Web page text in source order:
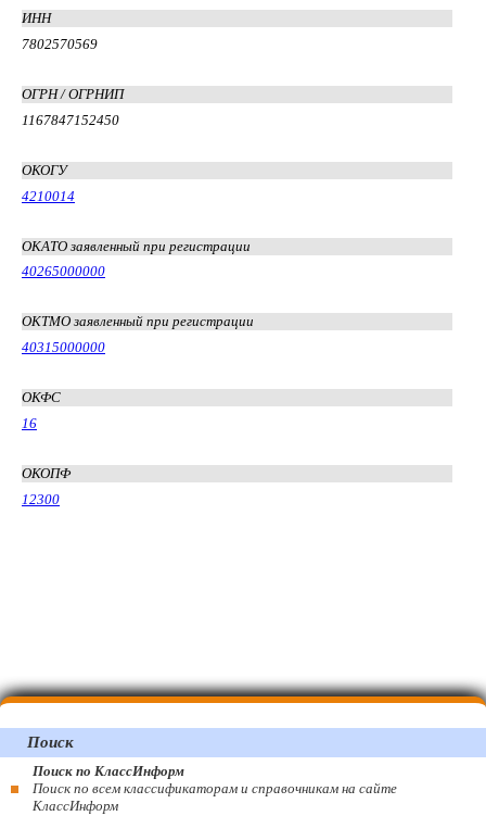
ИНН
7802570569
ОГРН / ОГРНИП
1167847152450
ОКОГУ
4210014
ОКАТО заявленный при регистрации
40265000000
ОКТМО заявленный при регистрации
40315000000
ОКФС
16
ОКОПФ
12300
Поиск
Поиск по КлассИнформ
Поиск по всем классификаторам и справочникам на сайте
КлассИнформ